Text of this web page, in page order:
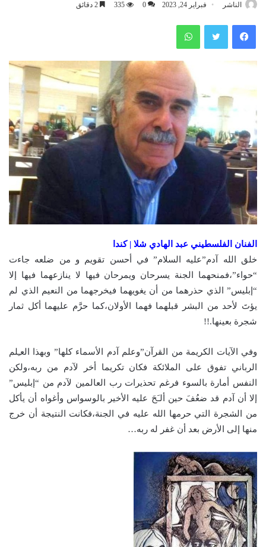
الناشر فبراير 24, 2023 0
335
فيسبوك تويتر واتساب
الفنان الفلسطيني عبد الهادي شلا | كندا
خلق الله آدم”عليه السلام” في أحسن تقويم و من ضلعه جاءت
“حواء”،فمنحهما الجنة يسرحان ويمرحان فيها لا ينازعهما فيها إلا
“إبليس” الذي حذرهما من أن يغويهما فيخرجهما من النعيم الذي لم
يؤتَ لأحد من البشر قبلهما فهما الأولان،كما حرَّم عليهما أكل ثمار
شجرة بعينها.!!
وفي الآيات الكريمة من القرآن”وعلم آدم الأسماء كلها” وبهذا العـِلم
الرباني تفوق على الملائكة فكان تكريما أخر لآدم من ربه،ولكن
النفس أمارة بالسوء فرغم تحذيرات رب العالمين لآدم من “إبليس”
إلا أن آدم قد ضعُفَ حين ألـَحَ عليه الأخير بالوسواس وأغواه أن يأكل
من الشجرة التي حرمها الله عليه في الجنة،فكانت النتيجة أن خرج
منها إلى الأرض بعد أن غفر له ربه…